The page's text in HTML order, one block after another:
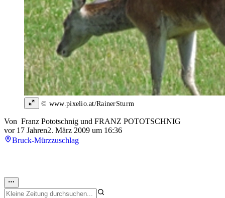
© www.pixelio.at/RainerSturm
Von Franz Pototschnig und FRANZ POTOTSCHNIG
vor 17 Jahren2. März 2009 um 16:36
Bruck-Mürzzuschlag